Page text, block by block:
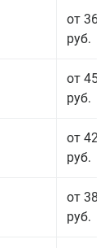
от 36
руб.
от 45
руб.
от 42
руб.
от 38
руб.